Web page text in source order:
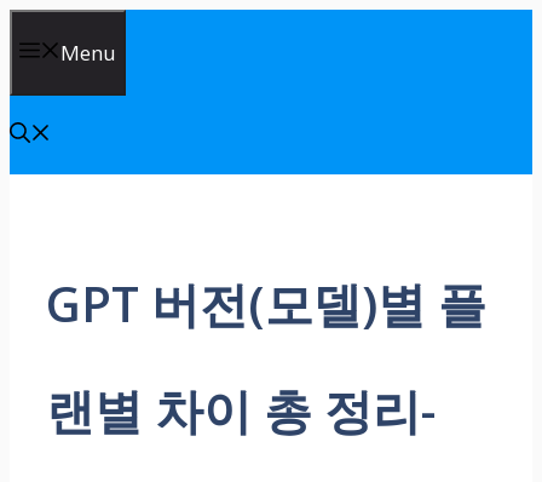
content
Menu
GPT 버전(모델)별 플
랜별 차이 총 정리-